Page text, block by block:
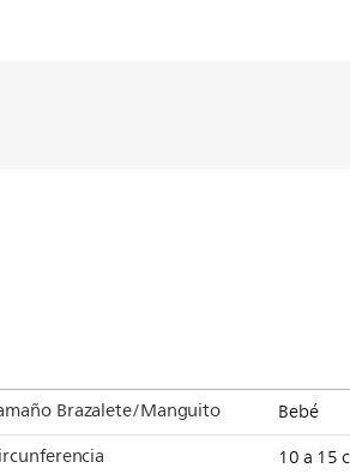
Brazalete/Manguito Bebé
10 a 15